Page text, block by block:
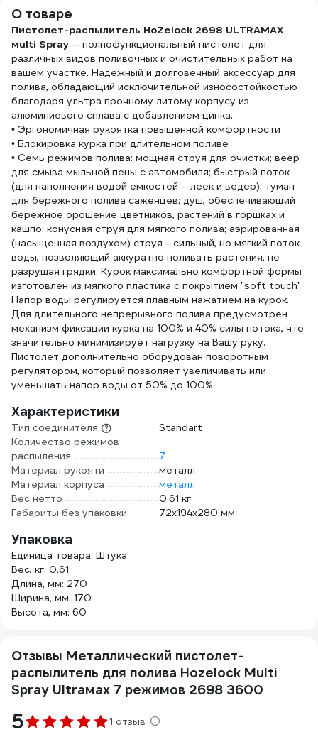
О товаре
Пистолет-распылитель HoZelock 2698 ULTRAMAX
мulti Spray — полнофункциональный пистолет для
различных видов поливочных и очистительных работ на
вашем участке. Надежный и долговечный аксессуар для
полива, обладающий исключительной износостойкостью
благодаря ультра прочному литому корпусу из
алюминиевого сплава с добавлением цинка.
• Эргономичная рукоятка повышенной комфортности
• Блокировка курка при длительном поливе
• Семь режимов полива: мощная струя для очистки; веер
для смыва мыльной пены с автомобиля; быстрый поток
(для наполнения водой емкостей – леек и ведер); туман
для бережного полива саженцев; душ, обеспечивающий
бережное орошение цветников, растений в горшках и
кашпо; конусная струя для мягкого полива; аэрированная
(насыщенная воздухом) струя - сильный, но мягкий поток
воды, позволяющий аккуратно поливать растения, не
разрушая грядки. Курок максимально комфортной формы
изготовлен из мягкого пластика с покрытием "soft touch".
Напор воды регулируется плавным нажатием на курок.
Для длительного непрерывного полива предусмотрен
механизм фиксации курка на 100% и 40% силы потока, что
значительно минимизирует нагрузку на Вашу руку.
Пистолет дополнительно оборудован поворотным
регулятором, который позволяет увеличивать или
уменьшать напор воды от 50% до 100%.
Характеристики
Тип соединителя
Standart
Количество режимов
распыления
7
Материал рукояти
металл
Материал корпуса
металл
Вес нетто
0.61 кг
Габариты без упаковки
72х194х280 мм
Упаковка
Единица товара: Штука
Вес, кг: 0.61
Длина, мм: 270
Ширина, мм: 170
Высота, мм: 60
Отзывы Металлический пистолет-
распылитель для полива Hozelock Multi
Spray Ultraмax 7 режимов 2698 3600
5 1 отзыв